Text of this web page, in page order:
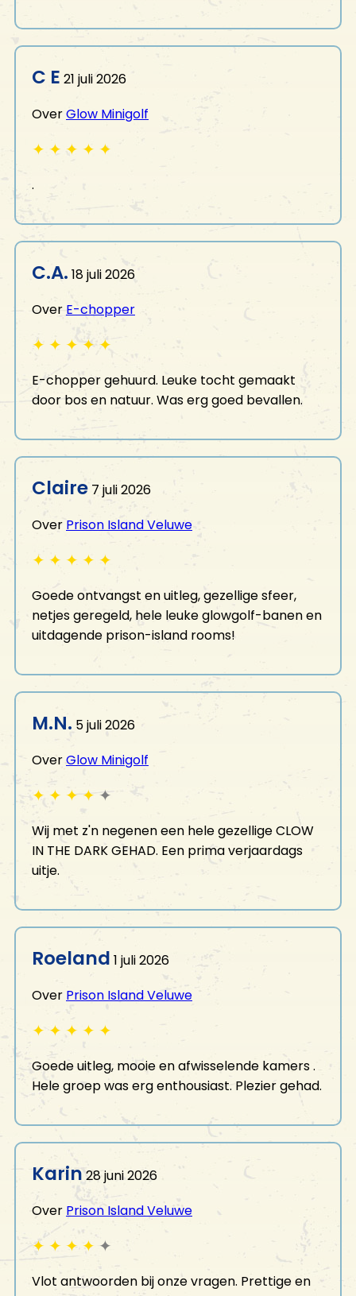
C E 21 juli 2026
OverGlow Minigolf
✦ ✦ ✦ ✦ ✦
.
C.A. 18 juli 2026
Over E-chopper
✦ ✦ ✦ ✦ ✦
E-chopper gehuurd. Leuke tocht gemaakt
door bos en natuur. Was erg goed bevallen.
Claire 7 juli 2026
Over Prison Island Veluwe
✦ ✦ ✦ ✦ ✦
Goede ontvangst en uitleg, gezellige sfeer,
netjes geregeld, hele leuke glowgolf-banen en
uitdagende prison-island rooms!
M.N. 5 juli 2026
OverGlow Minigolf
✦ ✦ ✦ ✦ ✦
Wij met z'n negenen een hele gezellige CLOW
IN THE DARK GEHAD. Een prima verjaardags
uitje.
Roeland 1 juli 2026
Over Prison Island Veluwe
✦ ✦ ✦ ✦ ✦
Goede uitleg, mooie en afwisselende kamers .
Hele groep was erg enthousiast. Plezier gehad.
Karin 28 juni 2026
Over Prison Island Veluwe
✦ ✦ ✦ ✦ ✦
Vlot antwoorden bij onze vragen. Prettige en